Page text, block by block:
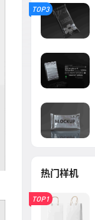
TOP3
热门样机
TOP1